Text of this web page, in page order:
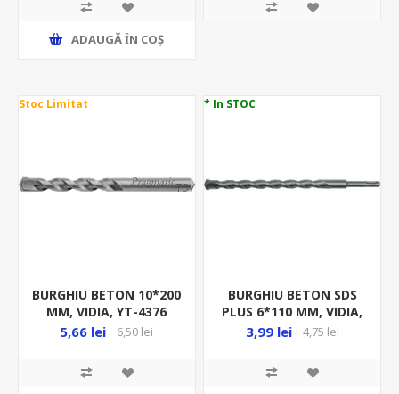
ADAUGĂ ȊN COŞ
Stoc Limitat
BURGHIU BETON 10*200
MM, VIDIA, YT-4376
5,66 lei 6,50 lei
* In STOC
BURGHIU BETON SDS
PLUS 6*110 MM, VIDIA,
23640
3,99 lei 4,75 lei